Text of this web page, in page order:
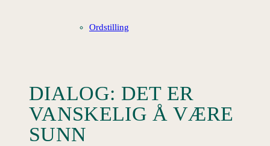
Ordstilling
DIALOG: DET ER
VANSKELIG Å VÆRE
SUNN